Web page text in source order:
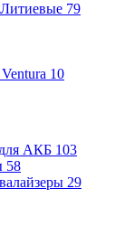
79
10
АКБ 103
58
29